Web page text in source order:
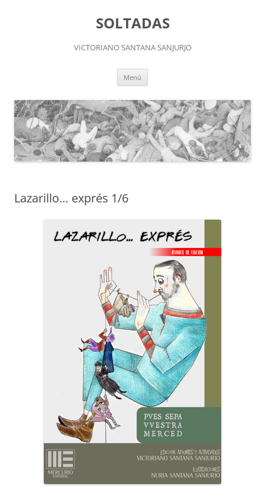
SOLTADAS
VICTORIANO SANTANA SANJURJO
Menú
Lazarillo… exprés 1/6